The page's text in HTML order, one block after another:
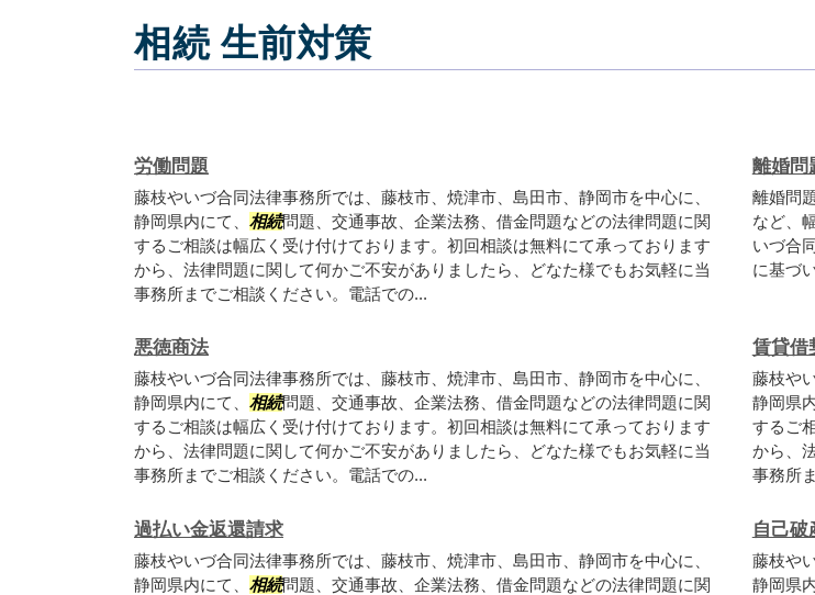
相続 生前対策
労働問題
藤枝やいづ合同法律事務所では、藤枝市、焼津市、島田市、静岡市を中心に、
静岡県内にて、 相続問題、交通事故、企業法務、借金問題などの法律問題に関
するご相談は幅広く受け付けております。初回相談は無料にて承っております
から、法律問題に関して何かご不安がありましたら、どなた様でもお気軽に当
事務所までご相談ください。電話での...
離婚問
離婚問
など、
いづ合
に基づ
悪徳商法
藤枝やいづ合同法律事務所では、藤枝市、焼津市、島田市、静岡市を中心に、
静岡県内にて、 相続問題、交通事故、企業法務、借金問題などの法律問題に関
するご相談は幅広く受け付けております。初回相談は無料にて承っております
から、法律問題に関して何かご不安がありましたら、どなた様でもお気軽に当
事務所までご相談ください。電話での...
賃貸借
藤枝や
静岡県
するご
から、
事務所
過払い金返還請求
藤枝やいづ合同法律事務所では、藤枝市、焼津市、島田市、静岡市を中心に、
静岡県内にて、 相続問題、交通事故、企業法務、借金問題などの法律問題に関
自己破
藤枝や
静岡県